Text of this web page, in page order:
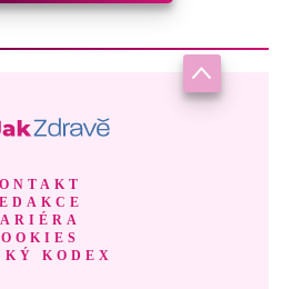
KODEX